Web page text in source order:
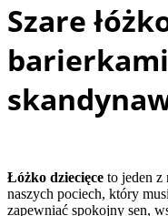
Szare
Łóżko dziecięce to jeden z
naszych pociech, który
zapewniać spokojny sen,